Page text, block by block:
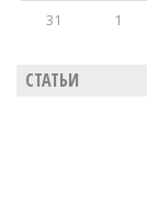
31
1
СТАТЬИ